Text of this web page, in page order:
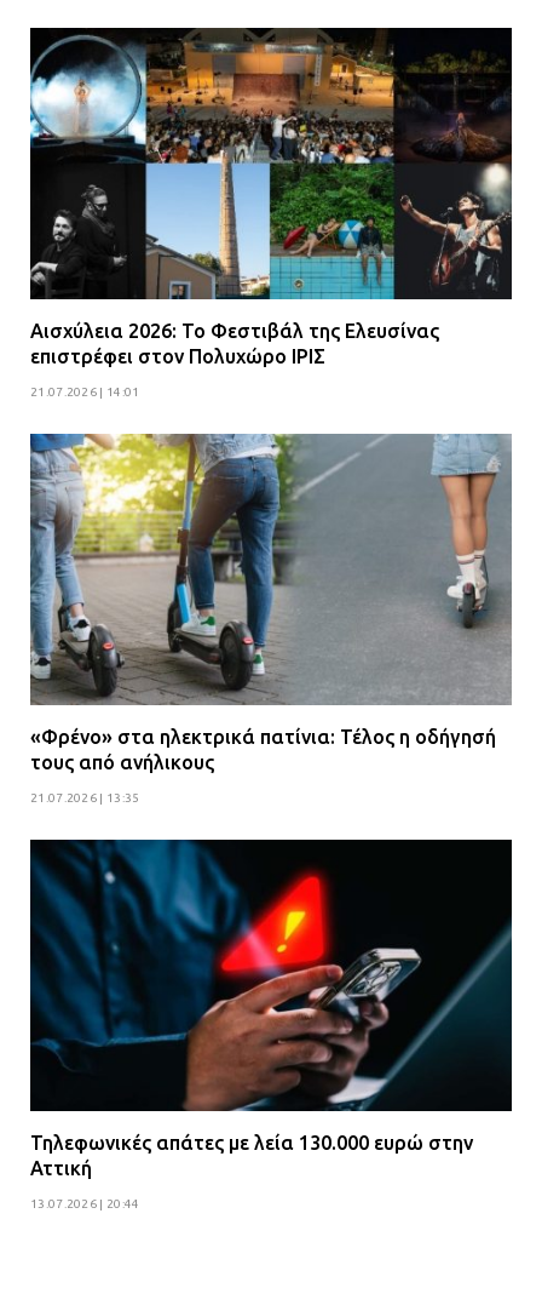
Αισχύλεια 2026: Το Φεστιβάλ της Ελευσίνας
επιστρέφει στον Πολυχώρο ΙΡΙΣ
21.07.2026 | 14:01
«Φρένο» στα ηλεκτρικά πατίνια: Τέλος η οδήγησή
τους από ανήλικους
21.07.2026 | 13:35
Τηλεφωνικές απάτες με λεία 130.000 ευρώ στην
Αττική
13.07.2026 | 20:44